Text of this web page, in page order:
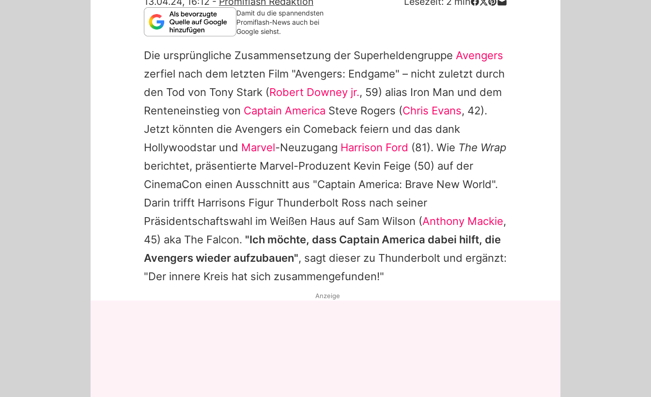
Damit du die spannendsten
Promiflash-News auch bei
Google siehst.
Die ursprüngliche Zusammensetzung der Superheldengruppe Avengers
zerfiel nach dem letzten Film "Avengers: Endgame" – nicht zuletzt durch
den Tod von Tony Stark (Robert Downey jr., 59) alias Iron Man und dem
Renteneinstieg von Captain America Steve Rogers (Chris Evans, 42).
Jetzt könnten die Avengers ein Comeback feiern und das dank
Hollywoodstar und Marvel-Neuzugang Harrison Ford (81). Wie The Wrap
berichtet, präsentierte Marvel-Produzent Kevin Feige (50) auf der
CinemaCon einen Ausschnitt aus "Captain America: Brave New World".
Darin trifft Harrisons Figur Thunderbolt Ross nach seiner
Präsidentschaftswahl im Weißen Haus auf Sam Wilson (Anthony Mackie,
45) aka The Falcon. "Ich möchte, dass Captain America dabei hilft, die
Avengerswieder aufzubauen", sagt dieser zu Thunderbolt und ergänzt:
"Der innere Kreis hat sich zusammengefunden!"
Anzeige